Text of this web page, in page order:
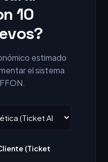
10
estimado
el sistema
(Ticket